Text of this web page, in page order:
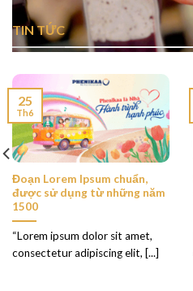
TIN TỨC
Đoạn Lorem Ipsum chuẩn,
được sử dụng từ những năm
1500
“Lorem ipsum dolor sit amet,
consectetur adipiscing elit, [...]
25
Th6